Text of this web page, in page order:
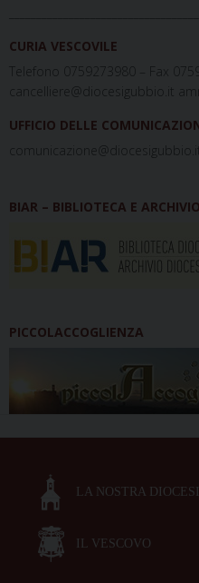
CURIA VESCOVILE
Telefono 0759273980 – Fax
cancelliere@diocesigubbio.it
UFFICIO DELLE
comunicazione@diocesigubbio.it
BIAR – BIBLIOTECA E
PICCOLACCOGLIENZA
LA NOSTRA DIOCESI
IL VESCOVO